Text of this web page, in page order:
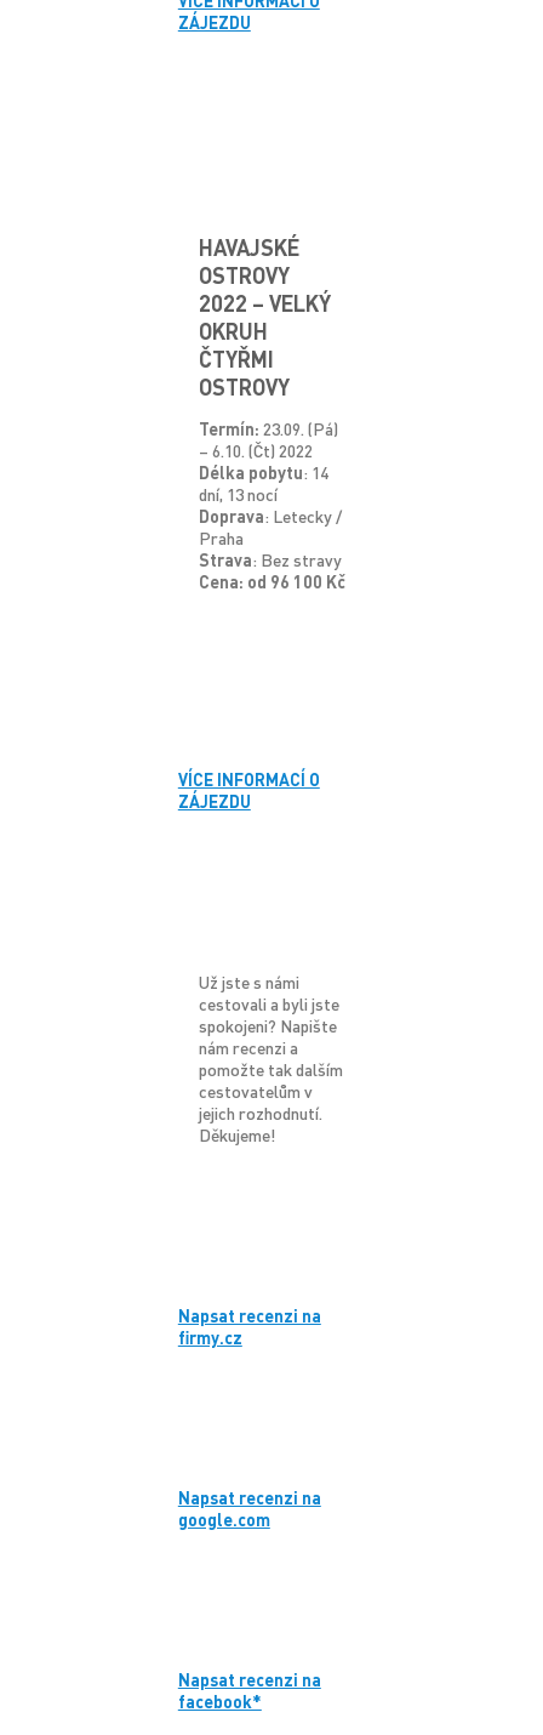
ZÁJEZDU
HAVAJSKÉ
OSTROVY
2022 – VELKÝ
OKRUH
ČTYŘMI
OSTROVY
Termín: 23.09. (Pá)
– 6.10. (Čt) 2022
Délka pobytu: 14
dní, 13 nocí
Doprava: Letecky /
Praha
Strava: Bez stravy
Cena: od 96 100 Kč
VÍCE INFORMACÍ O
ZÁJEZDU
Už jste s námi
cestovali a byli jste
spokojeni? Napište
nám recenzi a
pomožte tak dalším
cestovatelům v
jejich rozhodnutí.
Děkujeme!
Napsat recenzi na
firmy.cz
Napsat recenzi na
google.com
Napsat recenzi na
facebook*